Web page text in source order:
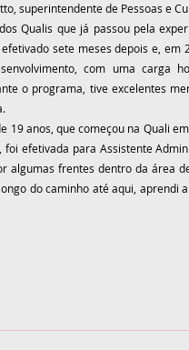
superintendente de Pessoas e
Qualis que já passou pela
sete meses depois e, em
com uma carga
o programa, tive excelentes
19 anos, que começou na Quali
efetivada para Assistente
algumas frentes dentro da área
do caminho até aqui, aprendi